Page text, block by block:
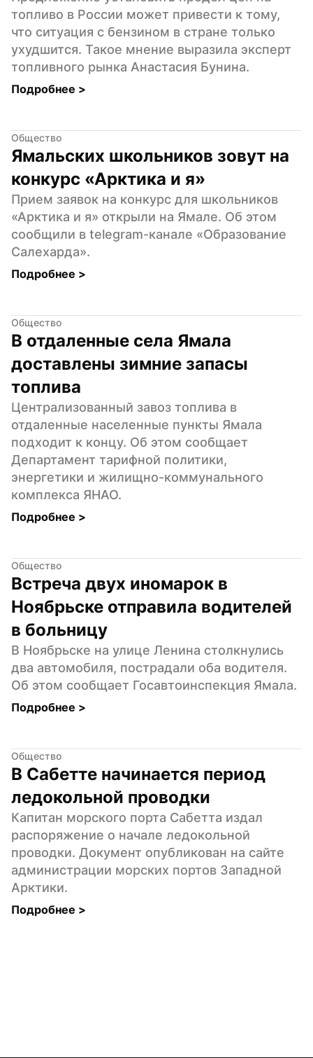
топливо в России может привести к тому,
что ситуация с бензином в стране только
ухудшится. Такое мнение выразила эксперт
топливного рынка Анастасия Бунина.
Подробнее >
Общество
Ямальских школьников зовут на
конкурс «Арктика и я»
Прием заявок на конкурс для школьников
«Арктика и я» открыли на Ямале. Об этом
сообщили в telegram-канале «Образование
Салехарда».
Подробнее >
Общество
В отдаленные села Ямала
доставлены зимние запасы
топлива
Централизованный завоз топлива в
отдаленные населенные пункты Ямала
подходит к концу. Об этом сообщает
Департамент тарифной политики,
энергетики и жилищно-коммунального
комплекса ЯНАО.
Подробнее >
Общество
Встреча двух иномарок в
Ноябрьске отправила водителей
в больницу
В Ноябрьске на улице Ленина столкнулись
два автомобиля, пострадали оба водителя.
Об этом сообщает Госавтоинспекция Ямала.
Подробнее >
Общество
В Сабетте начинается период
ледокольной проводки
Капитан морского порта Сабетта издал
распоряжение о начале ледокольной
проводки. Документ опубликован на сайте
администрации морских портов Западной
Арктики.
Подробнее >